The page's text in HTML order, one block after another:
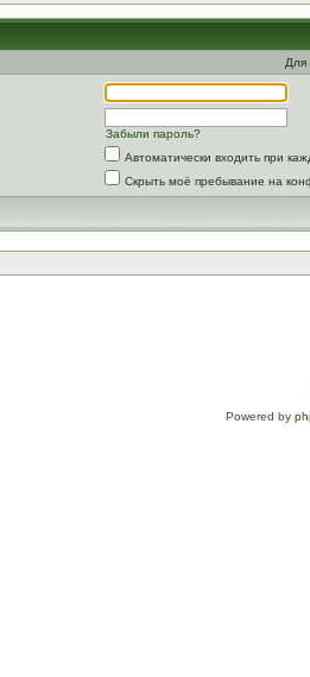
Для
Забыли пароль?
Автоматически входить при
Скрыть моё пребывание на
Powered by